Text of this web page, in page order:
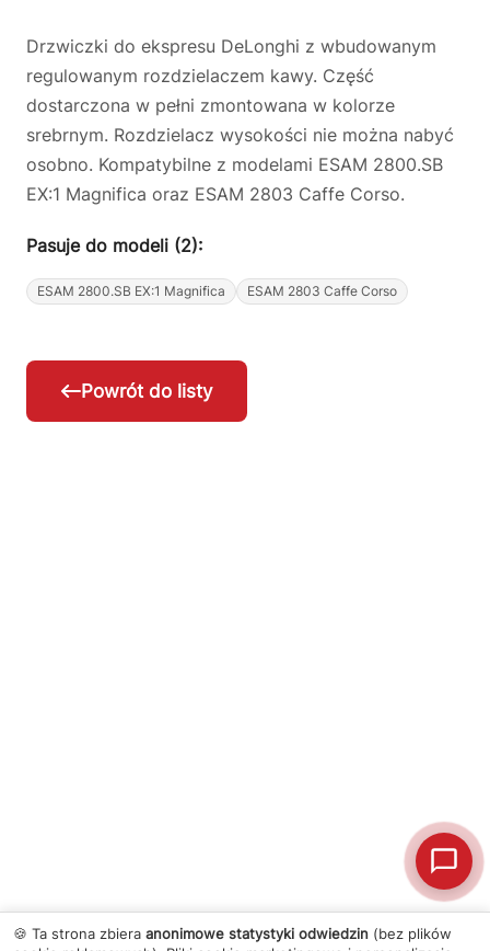
Drzwiczki do ekspresu DeLonghi z wbudowanym
regulowanym rozdzielaczem kawy. Część
dostarczona w pełni zmontowana w kolorze
srebrnym. Rozdzielacz wysokości nie można nabyć
osobno. Kompatybilne z modelami ESAM 2800.SB
EX:1 Magnifica oraz ESAM 2803 Caffe Corso.
Pasuje do modeli (2):
ESAM 2800.SB EX:1 Magnifica ESAM 2803 Caffe Corso
Powrót do listy
🍪 Ta strona zbiera anonimowe statystyki odwiedzin (bez plików